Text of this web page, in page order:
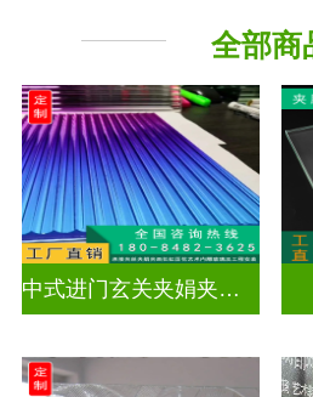
全部商
中式进门玄关夹娟夹丝玻璃